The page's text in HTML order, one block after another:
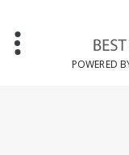
content
POWERED